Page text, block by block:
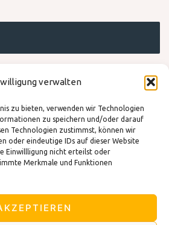
verwalten
zu bieten, verwenden wir Technologien
zu speichern und/oder darauf
Technologien zustimmst, können wir
oder eindeutige IDs auf dieser Website
Einwillligung nicht erteilst oder
Merkmale und Funktionen